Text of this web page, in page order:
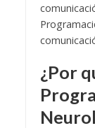
¿Por